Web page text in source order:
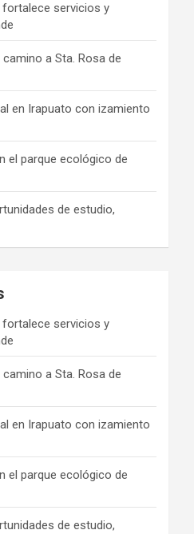
servicios y
a Sta. Rosa de
en Irapuato con izamiento
el parque ecológico de
de estudio,
servicios y
a Sta. Rosa de
en Irapuato con izamiento
el parque ecológico de
de estudio,